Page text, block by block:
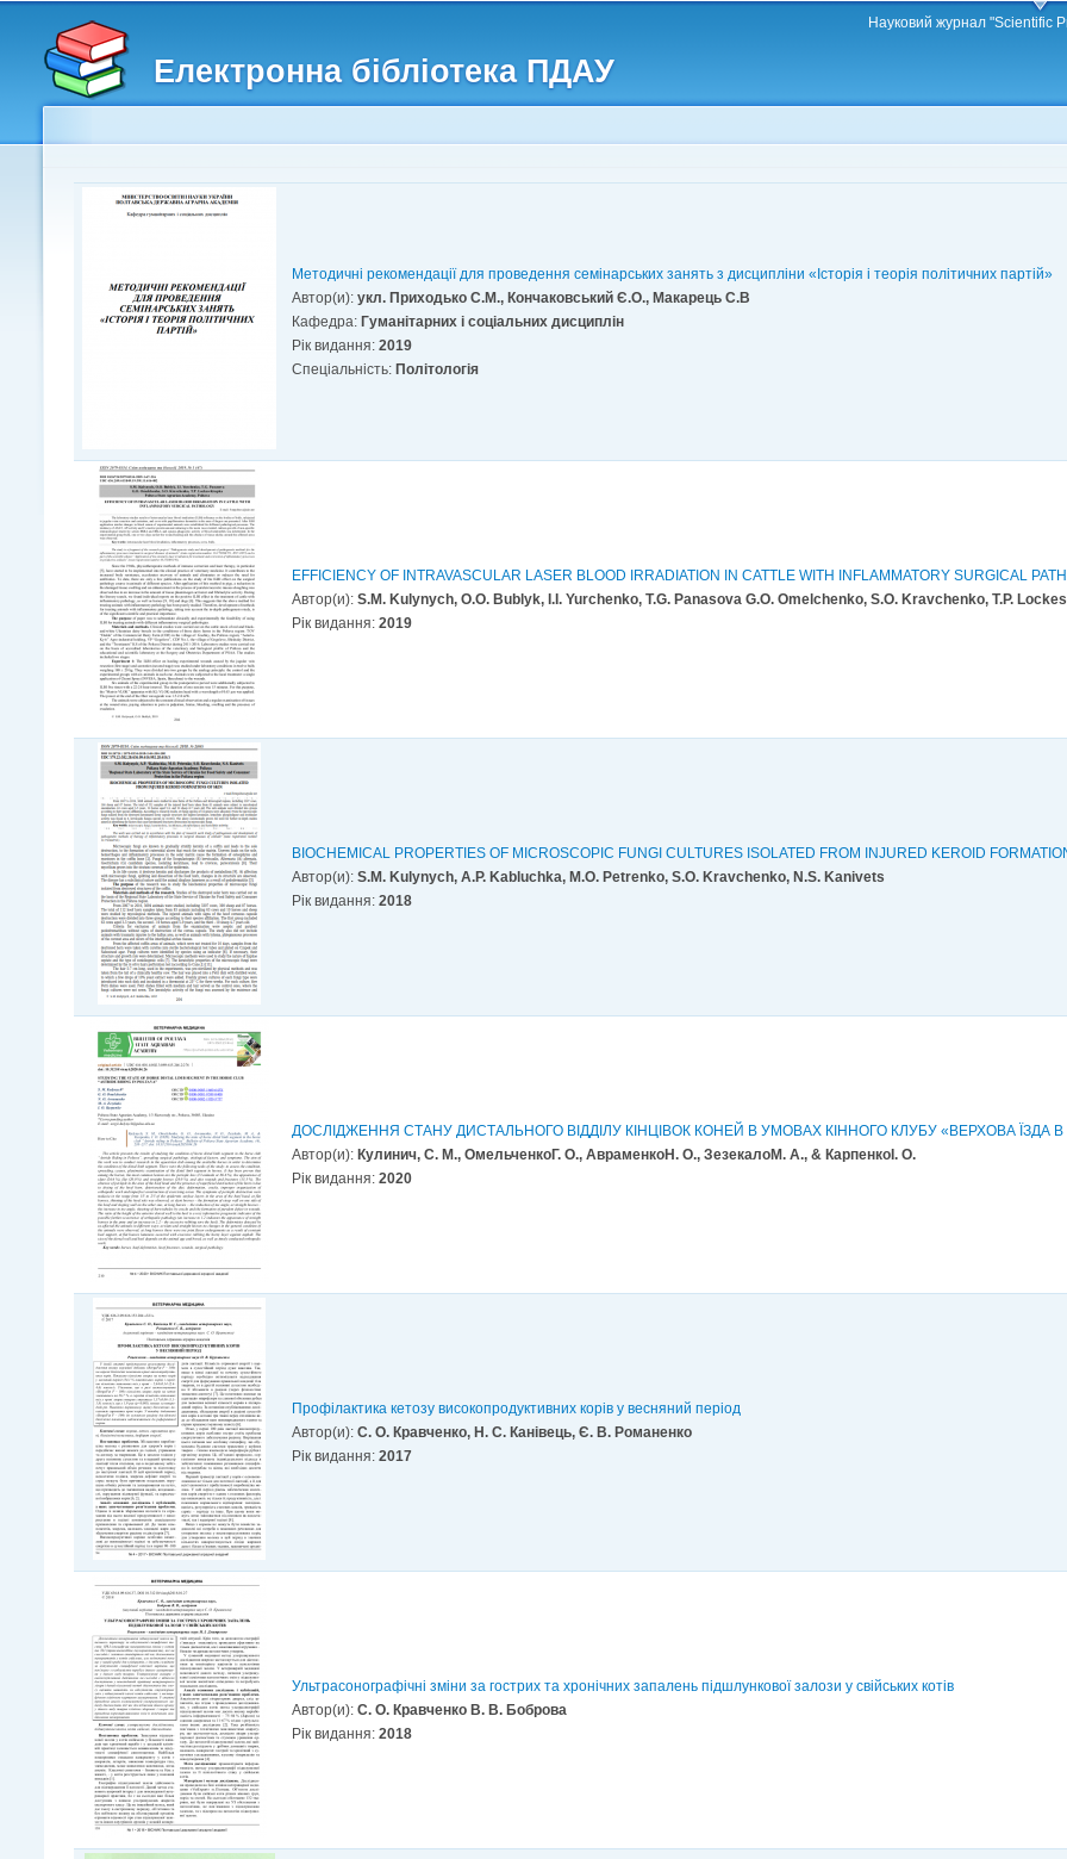
Електронна бібліотека ПДАУ
Головне меню Науковий журнал "Scientific
Другорядне меню
Методичні рекомендації для проведення семінарських занять з дисципліни «Історія і теорія політичних партій»
Автор(и):укл. Приходько С.М., Кончаковський Є.О., Макарець С.В
Кафедра: Гуманітарних і соціальних дисциплін
Рік видання:2019
Спеціальність: Політологія
EFFICIENCY OF INTRAVASCULAR LASER BLOOD IRRADIATION IN CATTLE WITH INFLAMMATORY SURGICAL
Автор(и):S.M. Kulynych, O.O. Bublyk, I.I. Yurchenko, T.G. Panasova G.O. Omelchenko, S.O. Kravchenko, T.P.
Рік видання:2019
BIOCHEMICAL PROPERTIES OF MICROSCOPIC FUNGI CULTURES ISOLATED FROM INJURED KEROID
Автор(и):S.M. Kulynych, A.P. Kabluchka, M.O. Petrenko, S.O. Kravchenko, N.S. Kanivets
Рік видання:2018
ДОСЛІДЖЕННЯ СТАНУ ДИСТАЛЬНОГО ВІДДІЛУ КІНЦІВОК КОНЕЙ В УМОВАХ КІННОГО КЛУБУ «ВЕРХОВА ЇЗДА В
Автор(и): Кулинич, С. М., OмельченкоГ. О., AвраменкоН. O., ЗезекалоM. A., & КарпенкоІ. O.
Рік видання:2020
Профілактика кетозу високопродуктивних корів у весняний період
Автор(и):С. О. Кравченко, Н. С. Канівець, Є. В. Романенко
Рік видання:2017
Ультрасонографічні зміни за гострих та хронічних запалень підшлункової залози у свійських котів
Автор(и):С. О. Кравченко В. В. Боброва
Рік видання:2018